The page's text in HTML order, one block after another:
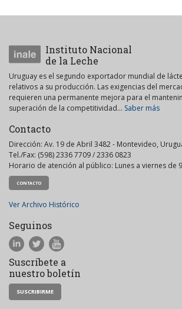
Instituto Nacional
de la Leche
Uruguay es el segundo exportador mundial de
relativos a su producción. Las exigencias del
requieren una permanente mejora para el
superación de la competitividad... Saber más
Contacto
Dirección: Av. 19 de Abril 3482 - Montevideo,
Tel./Fax: (598) 2336 7709 / 2336 0823
Horario de atención al público: Lunes a viernes de
CONTACTO
Ver Archivo Histórico
Seguinos
Suscríbete a
nuestro boletín
SUSCRIBIRME